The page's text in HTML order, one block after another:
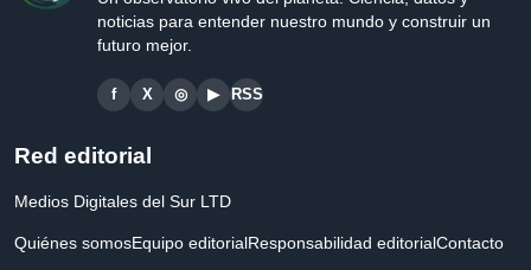
noticias para entender nuestro mundo y construir un
futuro mejor.
f X ◎ ▶ RSS
Red editorial
Medios Digitales del Sur LTD
Quiénes somosEquipo editorialResponsabilidad editorialContacto